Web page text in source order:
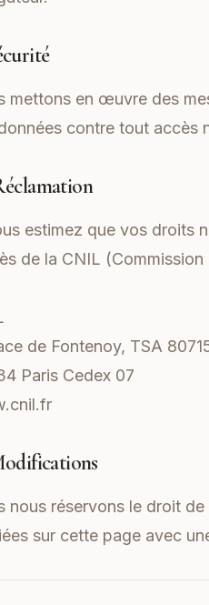
mettons en œuvre des
contre tout accès
estimez que vos droits
de la CNIL
de Fontenoy, TSA
Paris Cedex 07
nous réservons le droit
sur cette page avec